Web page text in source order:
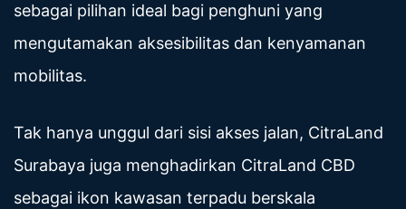
sebagai pilihan ideal bagi penghuni yang
mengutamakan aksesibilitas dan kenyamanan
mobilitas.
Tak hanya unggul dari sisi akses jalan, CitraLand
Surabaya juga menghadirkan CitraLand CBD
sebagai ikon kawasan terpadu berskala